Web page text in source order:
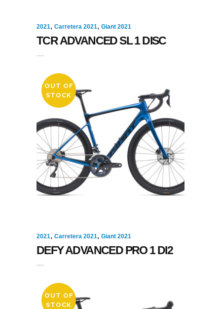
2021, Carretera 2021, Giant 2021
TCR ADVANCED SL 1 DISC
OUT OF
STOCK
2021, Carretera 2021, Giant 2021
DEFY ADVANCED PRO 1 DI2
OUT OF
STOCK